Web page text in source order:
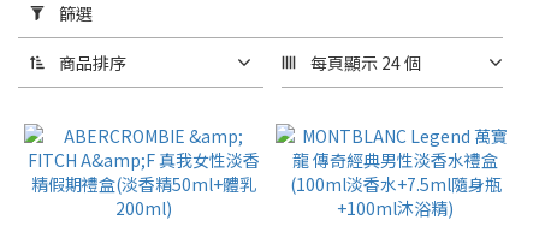
用
篩
選
(0/20)
價格
(NT$)
篩選
商品排序 每頁顯示 24 個